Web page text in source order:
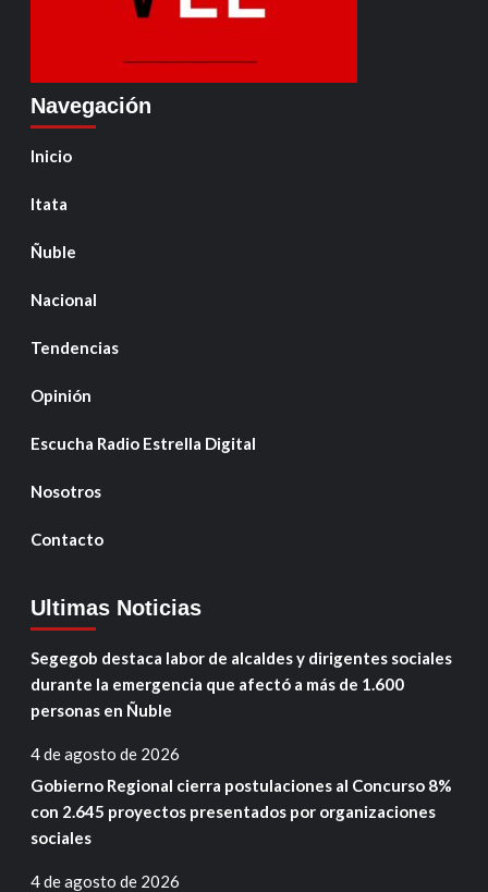
Navegación
Inicio
Itata
Ñuble
Nacional
Tendencias
Opinión
Escucha Radio Estrella Digital
Nosotros
Contacto
Ultimas Noticias
Segegob destaca labor de alcaldes y dirigentes sociales
durante la emergencia que afectó a más de 1.600
personas en Ñuble
4 de agosto de 2026
Gobierno Regional cierra postulaciones al Concurso 8%
con 2.645 proyectos presentados por organizaciones
sociales
4 de agosto de 2026